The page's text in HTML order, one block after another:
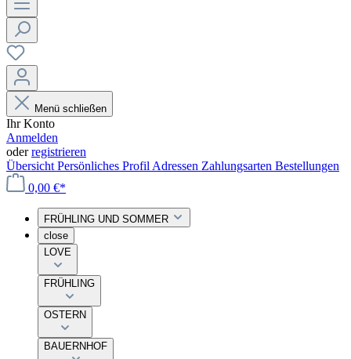
Menü schließen
Ihr Konto
Anmelden
oderregistrieren
Übersicht Persönliches Profil Adressen Zahlungsarten Bestellungen
0,00 €*
FRÜHLING UND SOMMER
close
LOVE
FRÜHLING
OSTERN
BAUERNHOF